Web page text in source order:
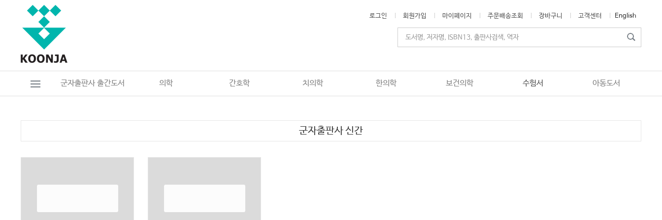
로그인 회원가입 마이페이지 주문배송조회 장바구니 고객센터 English
군자출판사 출간도서 의학 간호학 치의학 한의학 보건의학 수험서 아동도서
군자출판사 신간